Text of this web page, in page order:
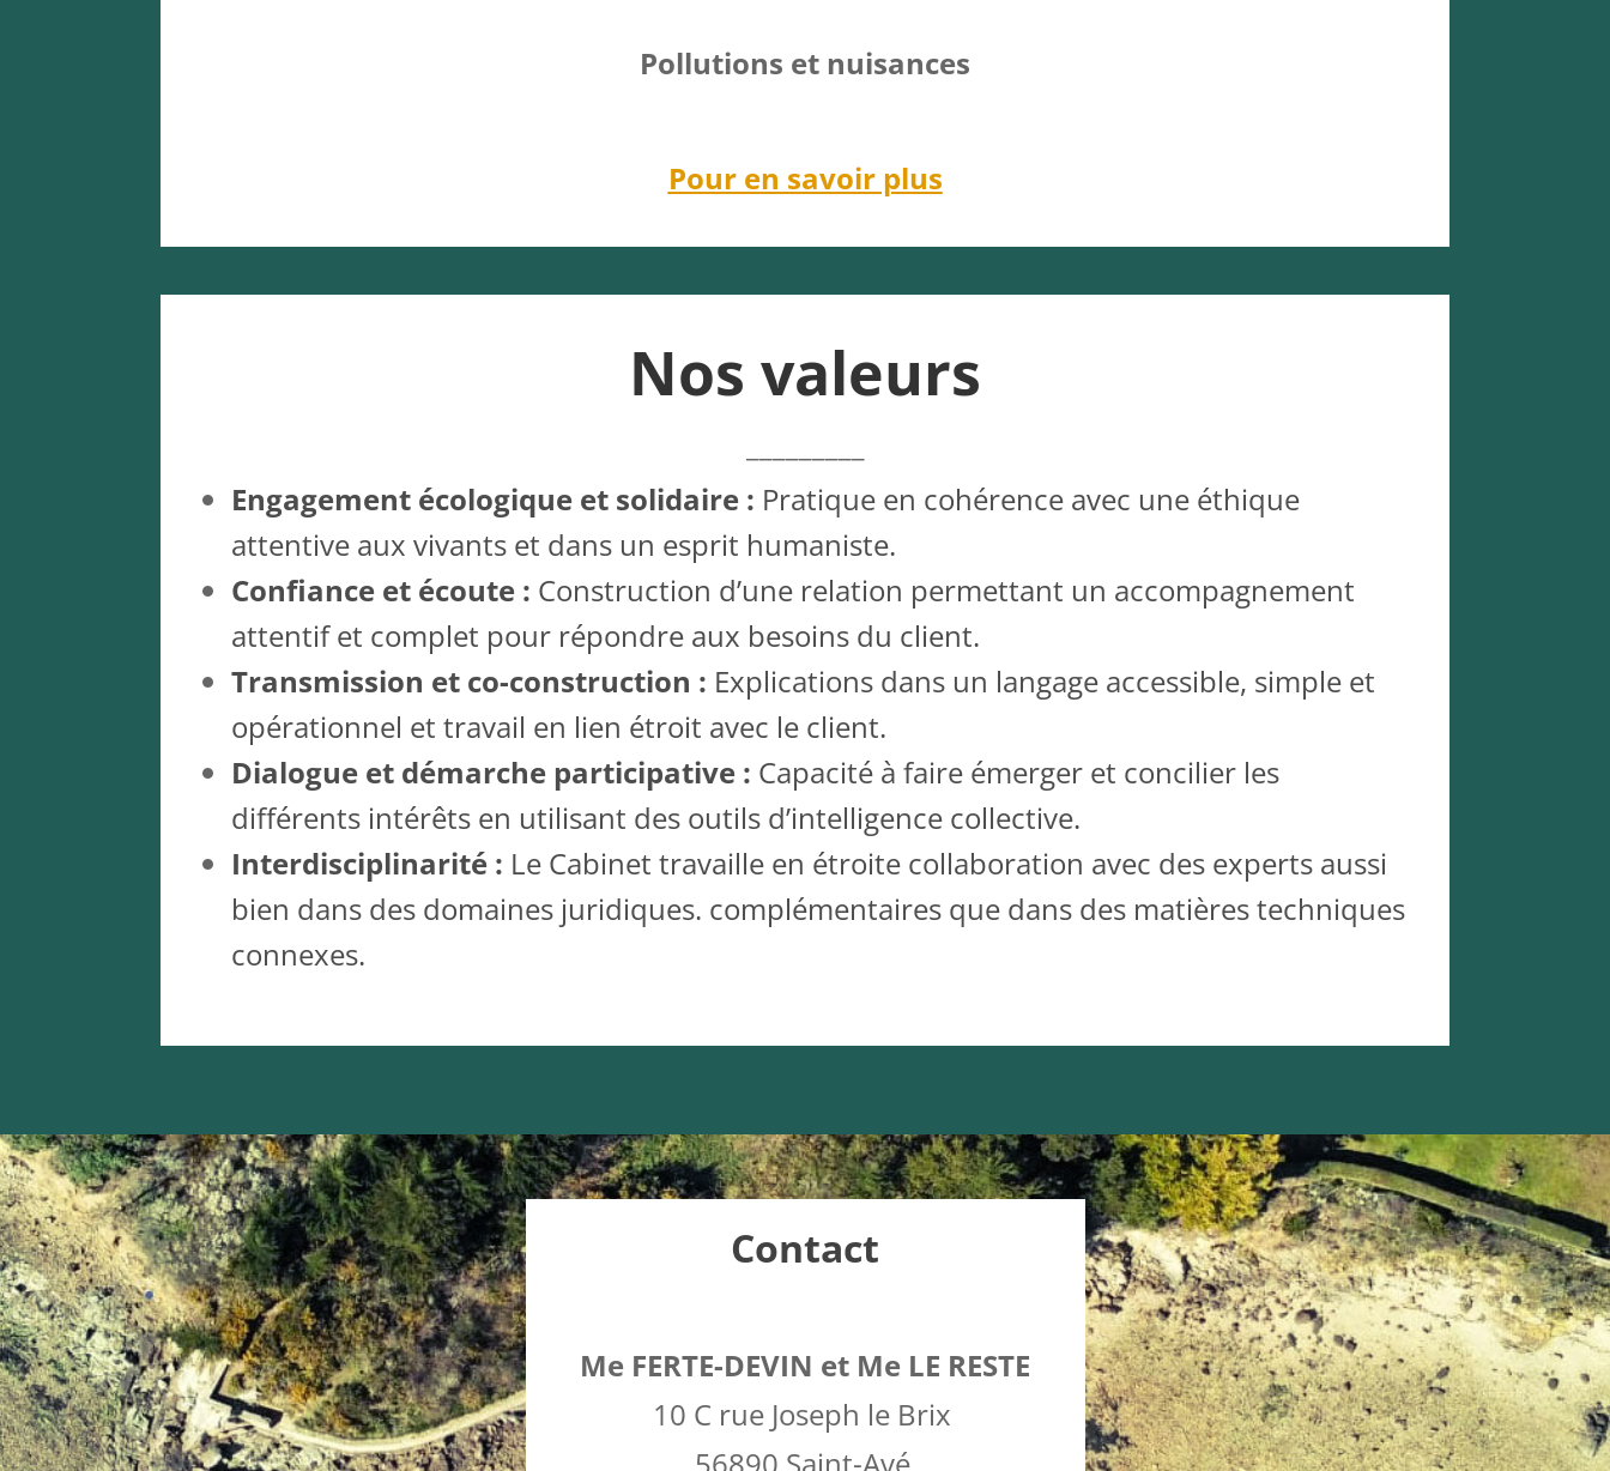
Pollutions et nuisances
Pour en savoir plus
Nos valeurs
Engagement écologique et solidaire : Pratique en cohérence avec une éthique
attentive aux vivants et dans un esprit humaniste.
Confiance et écoute : Construction d’une relation permettant un accompagnement
attentif et complet pour répondre aux besoins du client.
Transmission et co-construction : Explications dans un langage accessible, simple et
opérationnel et travail en lien étroit avec le client.
Dialogue et démarche participative : Capacité à faire émerger et concilier les
différents intérêts en utilisant des outils d’intelligence collective.
Interdisciplinarité : Le Cabinet travaille en étroite collaboration avec des experts aussi
bien dans des domaines juridiques. complémentaires que dans des matières techniques
connexes.
Contact
Me FERTE-DEVIN et Me LE RESTE
10 C rue Joseph le Brix
56890 Saint-Avé